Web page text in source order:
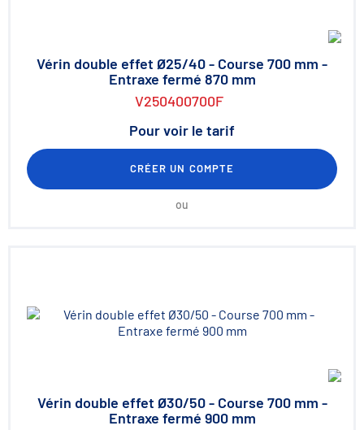
Vérin double effet Ø25/40 - Course 700 mm -
Entraxe fermé 870 mm
V250400700F
Pour voir le tarif
CRÉER UN COMPTE
ou
Vérin double effet Ø30/50 - Course 700 mm -
Entraxe fermé 900 mm